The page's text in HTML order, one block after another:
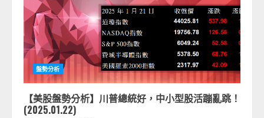
盤勢分析
【美股盤勢分析】川普總統好，中小型股活蹦亂跳！
(2025.01.22)